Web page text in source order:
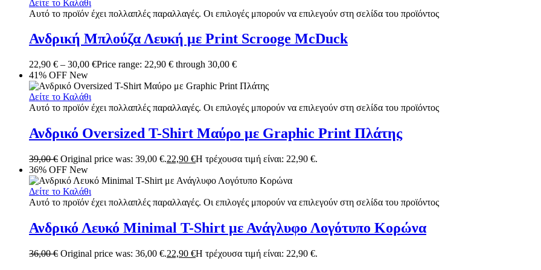
Δείτε το Καλάθι
Αυτό το προϊόν έχει πολλαπλές παραλλαγές. Οι επιλογές μπορούν να επιλεγούν στη σελίδα του προϊόντος
Ανδρική Μπλούζα Λευκή με Print Scrooge McDuck
22,90 € – 30,00 €Price range: 22,90 € through 30,00 €
41% OFF New
Δείτε το Καλάθι
Αυτό το προϊόν έχει πολλαπλές παραλλαγές. Οι επιλογές μπορούν να επιλεγούν στη σελίδα του προϊόντος
Ανδρικό Oversized T-Shirt Μαύρο με Graphic Print Πλάτης
39,00€ Original price was: 39,00 €.22,90 €Η τρέχουσα τιμή είναι: 22,90 €.
36% OFF New
Δείτε το Καλάθι
Αυτό το προϊόν έχει πολλαπλές παραλλαγές. Οι επιλογές μπορούν να επιλεγούν στη σελίδα του προϊόντος
Ανδρικό Λευκό Minimal T-Shirt με Ανάγλυφο Λογότυπο Κορώνα
36,00€ Original price was: 36,00 €.22,90 €Η τρέχουσα τιμή είναι: 22,90 €.